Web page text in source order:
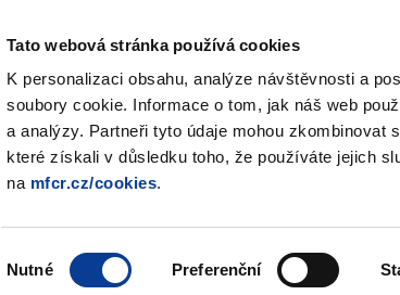
Tato webová stránka používá cookies
K personalizaci obsahu, analýze návštěvnosti a
soubory cookie. Informace o tom, jak náš web
a analýzy. Partneři tyto údaje mohou
které získali v důsledku toho, že používáte jejich
na mfcr.cz/cookies.
souhlasu
Nutné Preferenční
EEA and Norway Grants
ENVIRONMENT HUMAN RIGHTS